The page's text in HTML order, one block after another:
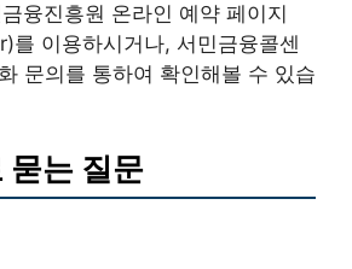
융진흥원 온라인 예약 페이지
를 이용하시거나, 서민금융콜센
문의를 통하여 확인해볼 수 있습
묻는 질문